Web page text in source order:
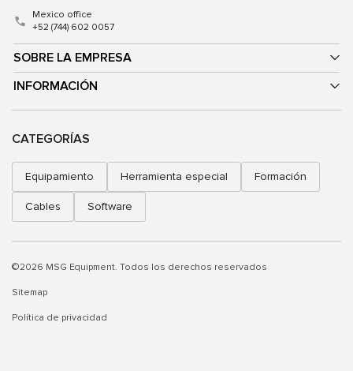
SOBRE LA EMPRESA
INFORMACIÓN
Mexico office
+52 (744) 602 0057
CATEGORÍAS
Equipamiento Herramienta especial Formación
Cables Software
©2026 MSG Equipment. Todos los derechos reservados
Sitemap
Política de privacidad